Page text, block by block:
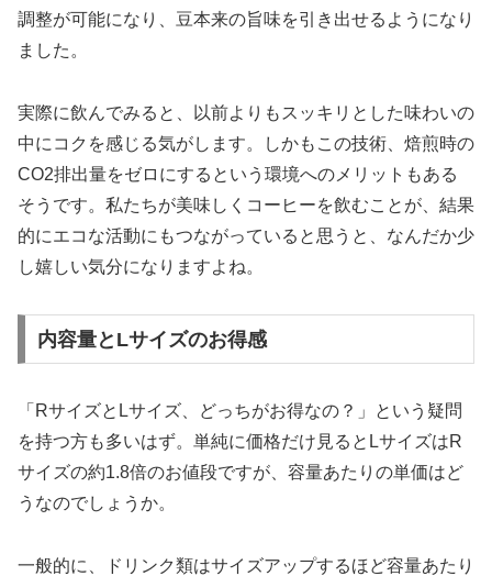
調整が可能になり、豆本来の旨味を引き出せるようになり
ました。
実際に飲んでみると、以前よりもスッキリとした味わいの
中にコクを感じる気がします。しかもこの技術、焙煎時の
CO2排出量をゼロにするという環境へのメリットもある
そうです。私たちが美味しくコーヒーを飲むことが、結果
的にエコな活動にもつながっている と思うと、なんだか少
し嬉しい気分になりますよね。
内容量とLサイズのお得感
「RサイズとLサイズ、どっちがお得なの？」という疑問
を持つ方も多いはず。単純に価格だけ見るとLサイズはR
サイズの約1.8倍のお値段ですが、容量あたりの単価はど
うなのでしょうか。
一般的に、ドリンク類はサイズアップするほど容量あたり